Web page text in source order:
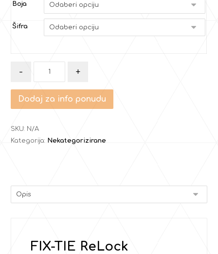
Boja
Šifra
- +
Dodaj za info ponudu
SKU: N/A
Kategorija: Nekategorizirane
FIX-TIE ReLock